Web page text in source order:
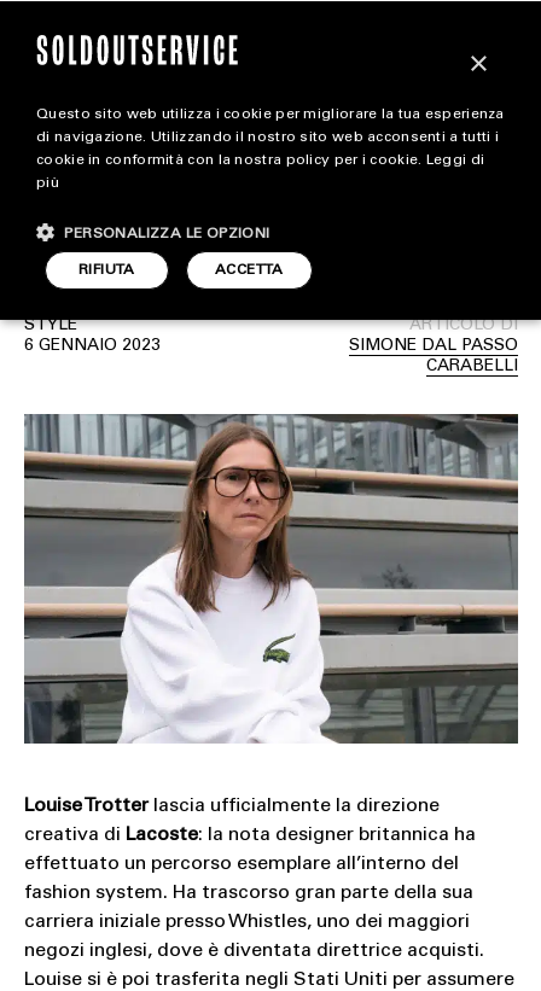
magazine
STYLE
FOOTWEAR
ACCESSORIES
Louise Trotter lascia la
direzione creativa di
Lacoste
STYLE
6 GENNAIO 2023
ARTICOLO DI
SIMONE DAL PASSO
CARABELLI
Louise Trotterlascia ufficialmente la direzione
creativa di Lacoste: la nota designer britannica ha
effettuato un percorso esemplare all’interno del
fashion system. Ha trascorso gran parte della sua
carriera iniziale presso Whistles, uno dei maggiori
negozi inglesi, dove è diventata direttrice acquisti.
Louise si è poi trasferita negli Stati Uniti per assumere
×
Questo sito web utilizza i cookie per migliorare la tua esperienza
di navigazione. Utilizzando il nostro sito web acconsenti a tutti i
cookie in conformità con la nostra policy per i cookie. Leggi di
più
ACCETTA
RIFIUTA
PERSONALIZZA LE OPZIONI